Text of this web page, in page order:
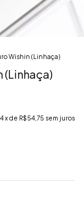
Wishin (Linhaça)
(Linhaça)
4x de R$54,75 sem juros